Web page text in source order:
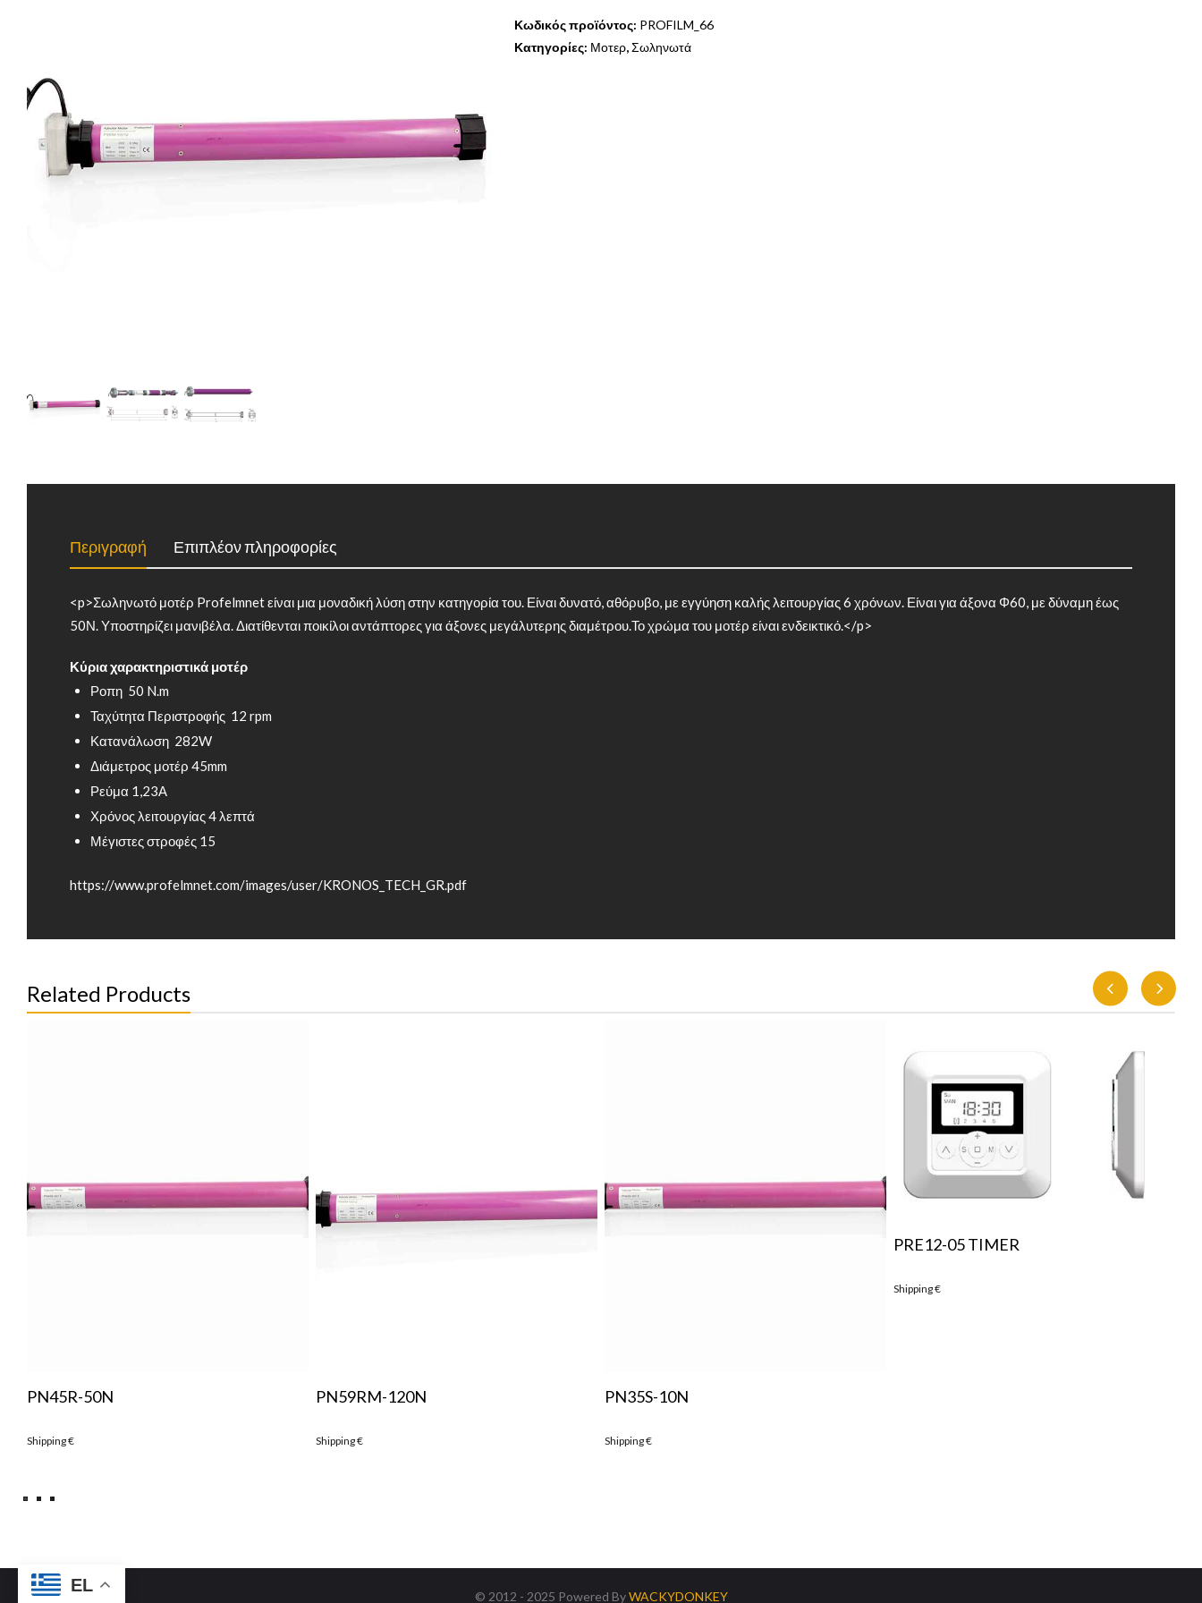
Κωδικός προϊόντος: PROFILM_66
Κατηγορίες: Μοτερ,Σωληνωτά
Περιγραφή Επιπλέον πληροφορίες
<p>Σωληνωτό μοτέρ Profelmnet είναι μια μοναδική λύση στην κατηγορία του. Είναι δυνατό, αθόρυβο, με εγγύηση καλής λειτουργίας 6 χρόνων. Είναι για άξονα Φ60, με δύναμη έως
50Ν. Υποστηρίζει μανιβέλα. Διατίθενται ποικίλοι αντάπτορες για άξονες μεγάλυτερης διαμέτρου.Το χρώμα του μοτέρ είναι ενδεικτικό.</p>
Κύρια χαρακτηριστικά μοτέρ
Ροπη 50 N.m
Ταχύτητα Περιστροφής 12 rpm
Κατανάλωση 282W
Διάμετρος μοτέρ 45mm
Ρεύμα 1,23Α
Χρόνος λειτουργίας 4 λεπτά
Μέγιστες στροφές 15
https://www.profelmnet.com/images/user/KRONOS_TECH_GR.pdf
Related Products
PN45R-50N
Shipping€
PN59RM-120N
Shipping€
PN35S-10N
Shipping€
PRE12-05 TIMER
Shipping€
© 2012 - 2025 Powered ByWACKYDONKEY
EL